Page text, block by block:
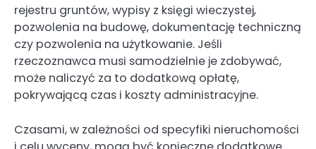
rejestru gruntów, wypisy z księgi wieczystej,
pozwolenia na budowę, dokumentację techniczną
czy pozwolenia na użytkowanie. Jeśli
rzeczoznawca musi samodzielnie je zdobywać,
może naliczyć za to dodatkową opłatę,
pokrywającą czas i koszty administracyjne.
Czasami, w zależności od specyfiki nieruchomości